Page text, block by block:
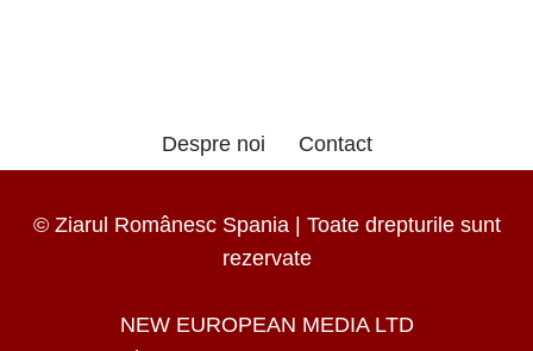
Despre noi Contact
© Ziarul Românesc Spania | Toate drepturile sunt
rezervate
NEW EUROPEAN MEDIA LTD